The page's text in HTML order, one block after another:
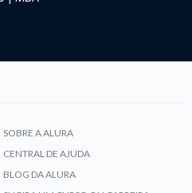
SOBRE A ALURA
CENTRAL DE AJUDA
BLOG DA ALURA